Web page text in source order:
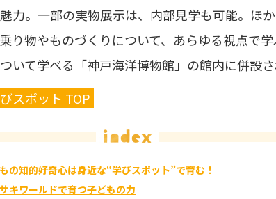
力。一部の実物展示は、内部見学も可能。ほ
り物やものづくりについて、あらゆる視点で
いて学べる「神戸海洋博物館」の館内に併設さ
スポット TOP
の知的好奇心は身近な“学びスポット”で育む！
キワールドで育つ子どもの力